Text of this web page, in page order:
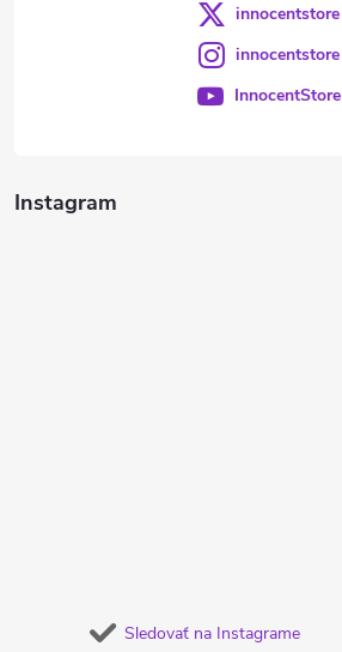
Instagram
Sledovať na Instagrame
innocentstore
innocentstore
InnocentStore